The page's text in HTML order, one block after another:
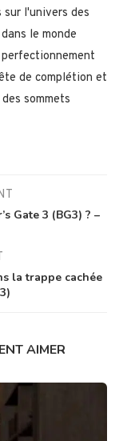
l'univers des
le monde
de complétion et
sommets
Gate 3 (BG3) ? –
la trappe cachée
AIMER